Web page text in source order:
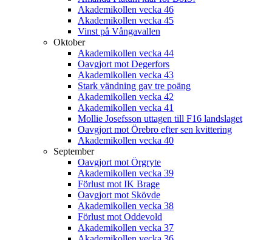
Akademikollen vecka 46
Akademikollen vecka 45
Vinst på Vångavallen
Oktober
Akademikollen vecka 44
Oavgjort mot Degerfors
Akademikollen vecka 43
Stark vändning gav tre poäng
Akademikollen vecka 42
Akademikollen vecka 41
Mollie Josefsson uttagen till F16 landslaget
Oavgjort mot Örebro efter sen kvittering
Akademikollen vecka 40
September
Oavgjort mot Örgryte
Akademikollen vecka 39
Förlust mot IK Brage
Oavgjort mot Skövde
Akademikollen vecka 38
Förlust mot Oddevold
Akademikollen vecka 37